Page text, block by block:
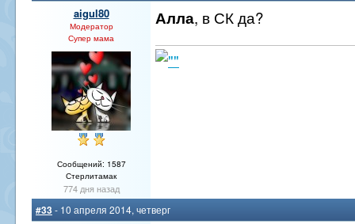
aigul80
Модератор
Супер мама
Сообщений: 1587
Стерлитамак
774 дня назад
Алла, в СК да?
#33- 10 апреля 2014, четверг